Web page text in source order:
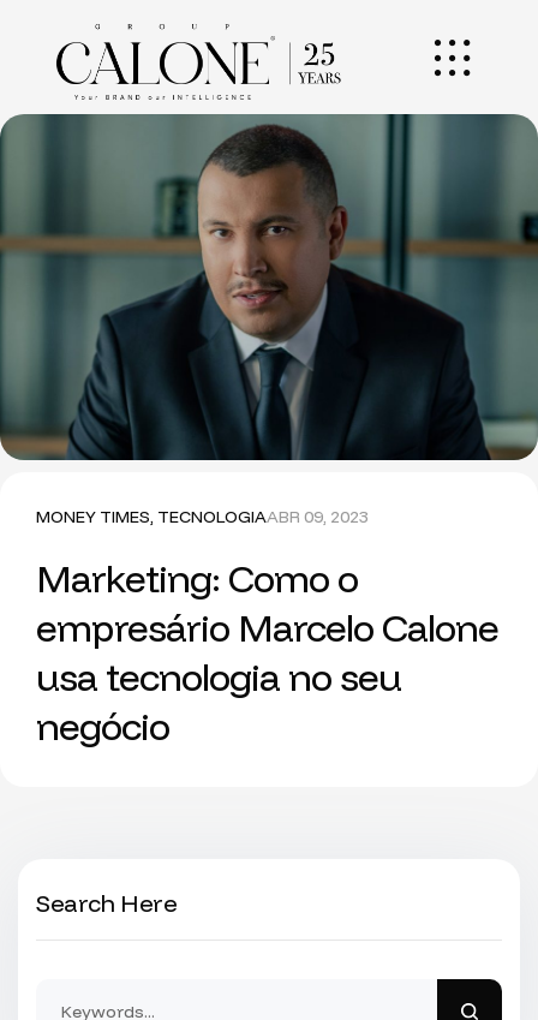
MONEY TIMES, TECNOLOGIAABR 09, 2023
Marketing: Como o
empresário Marcelo Calone
usa tecnologia no seu
negócio
Search Here